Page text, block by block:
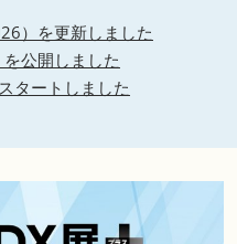
）を更新しました
公開しました
タートしました